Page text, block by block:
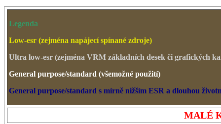
Legenda
Low-esr (zejména napájecí spínané zdroje)
Ultra low-esr (zejména VRM základních desek či grafických
General purpose/standard (všemožné použití)
General purpose/standard s mírně nižším ESR a dlouhou
MALÉ